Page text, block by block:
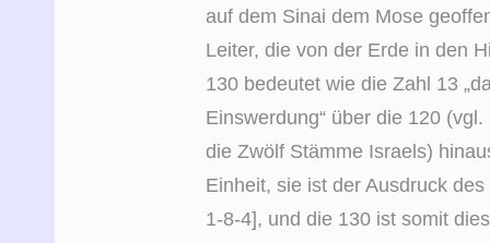
auf dem Sinai dem Mose
Leiter, die von der Erde in den
130 bedeutet wie die Zahl 13
Einswerdung“ über die 120
die Zwölf Stämme Israels)
Einheit, sie ist der Ausdruck des
1-8-4], und die 130 ist somit